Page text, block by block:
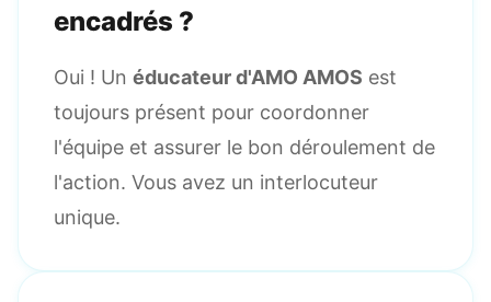
encadrés ?
Oui ! Un éducateur d'AMO AMOS est
toujours présent pour coordonner
l'équipe et assurer le bon déroulement de
l'action. Vous avez un interlocuteur
unique.